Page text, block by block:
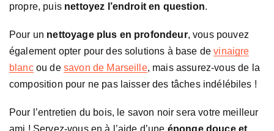
propre, puis nettoyez l’endroit en question.
Pour un nettoyage plus en profondeur, vous pouvez
également opter pour des solutions à base devinaigre
blancou de savon de Marseille, mais assurez-vous de la
composition pour ne pas laisser des tâches indélébiles !
Pour l’entretien du bois, le savon noir sera votre meilleur